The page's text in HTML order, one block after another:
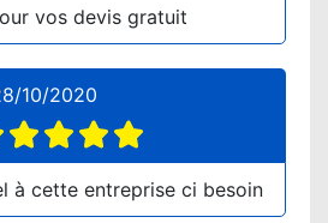
vos devis gratuit
10/2020
à cette entreprise ci besoin